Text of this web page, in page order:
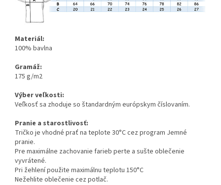
Materiál:
100% bavlna
Gramáž:
175 g/m2
Výber veľkosti:
Veľkosť sa zhoduje so štandardným európskym číslovaním.
Pranie a starostlivosť:
Tričko je vhodné prať na teplote 30°C cez program Jemné
pranie.
Pre maximálne zachovanie farieb perte a sušte oblečenie
vyvrátené.
Pri žehlení použite maximálnu teplotu 150°C
Nežehlite oblečenie cez potlač.